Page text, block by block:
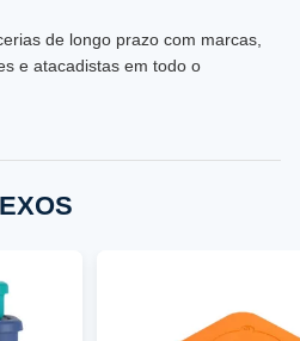
de longo prazo com marcas,
e atacadistas em todo o